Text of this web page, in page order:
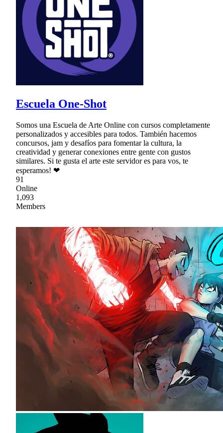
Escuela One-Shot
Somos una Escuela de Arte Online con cursos completamente
personalizados y accesibles para todos. También hacemos
concursos, jam y desafíos para fomentar la cultura, la
creatividad y generar conexiones entre gente con gustos
similares. Si te gusta el arte este servidor es para vos, te
esperamos! ❤
91
Online
1,093
Members